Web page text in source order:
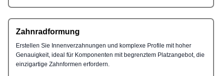
Zahnradformung
Erstellen Sie Innenverzahnungen und komplexe Profile mit hoher
Genauigkeit, ideal für Komponenten mit begrenztem Platzangebot, die
einzigartige Zahnformen erfordern.